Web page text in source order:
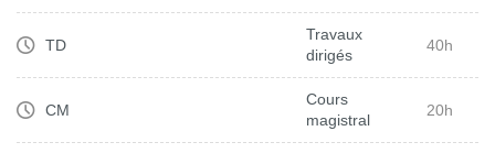
TD
Travaux
dirigés
40h
CM
Cours
magistral
20h